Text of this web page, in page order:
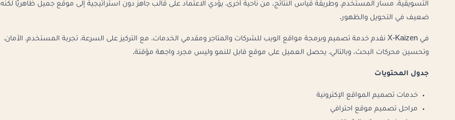
التسويقية، مسار المستخدم، وطريقة قياس النتائج. من ناحية أخرى، يؤدي الاعتماد على قالب جاهز دون استراتيجية إلى موقع جميل ظاهريًا لكنه
ضعيف في التحويل والظهور.
في X-Kaizen نقدم خدمة تصميم وبرمجة مواقع الويب للشركات والمتاجر ومقدمي الخدمات، مع التركيز على السرعة، تجربة المستخدم، الأمان،
وتحسين محركات البحث. وبالتالي، يحصل العميل على موقع قابل للنمو وليس مجرد واجهة مؤقتة.
جدول المحتويات
خدمات تصميم المواقع الإكترونية
مراحل تصميم موقع احترافي